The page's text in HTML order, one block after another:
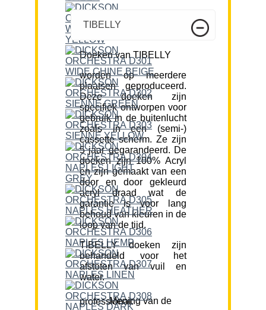
TIBELLY
Doeken van TIBELLY
worden op meerdere
plaatsen geproduceerd.
Deze doeken zijn
specifiek ontworpen voor
gebruik in de buitenlucht
zoals in een (semi-)
cassette scherm. Ze zijn
5 jaar gegarandeerd. De
doeken zijn 100% Acryl
en zijn gemaakt van een
door en door gekleurd
acryl draad wat de
garantie is voor lang
behoud van kleuren in de
loop van de tijd.
TIBELLY doeken zijn
behandeld voor het
afstoten van vuil en
water.
Mening van de professional: